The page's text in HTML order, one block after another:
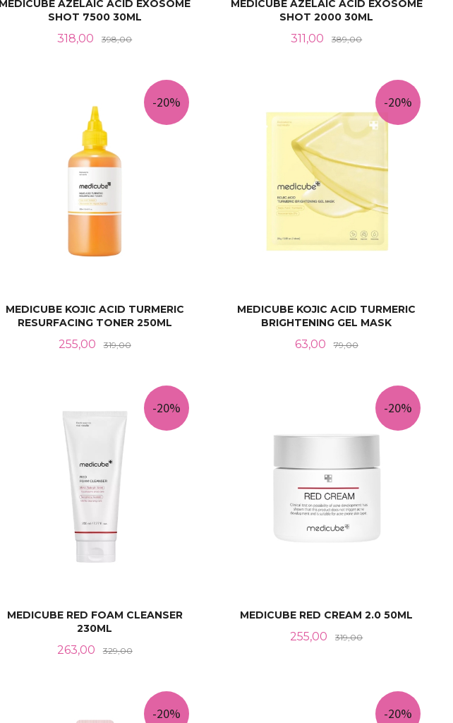
MEDICUBE AZELAIC ACID EXOSOME
SHOT 7500 30ML
Tilbud
318,00 398,00Rabatt
MEDICUBE AZELAIC ACID EXOSOME
SHOT 2000 30ML
Tilbud
311,00 389,00Rabatt
MEDICUBE KOJIC ACID TURMERIC
RESURFACING TONER 250ML
Tilbud
255,00 319,00Rabatt
-20%
MEDICUBE KOJIC ACID TURMERIC
BRIGHTENING GEL MASK
Tilbud
63,00 79,00Rabatt
-20%
MEDICUBE RED FOAM CLEANSER
230ML
Tilbud
263,00 329,00Rabatt
-20%
MEDICUBE RED CREAM 2.0 50ML
Tilbud
255,00 319,00Rabatt
-20%
-20% -20%